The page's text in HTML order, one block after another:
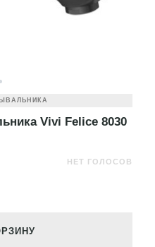
Vivi Felice 8030
НЕТ ГОЛОСОВ